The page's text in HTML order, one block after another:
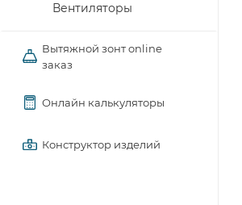
Вентиляторы
Вытяжной зонт online
заказ
Онлайн калькуляторы
Конструктор изделий